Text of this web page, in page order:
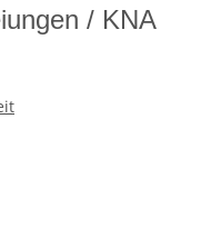
/ KNA